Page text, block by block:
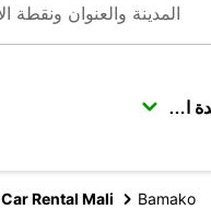
Car Rental Mali Bamako